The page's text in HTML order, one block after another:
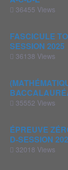
36455 Views
FASCICULE
SESSION 2025
36138 Views
35552 Views
ÉPREUVE
D-SESSION
32018 Views